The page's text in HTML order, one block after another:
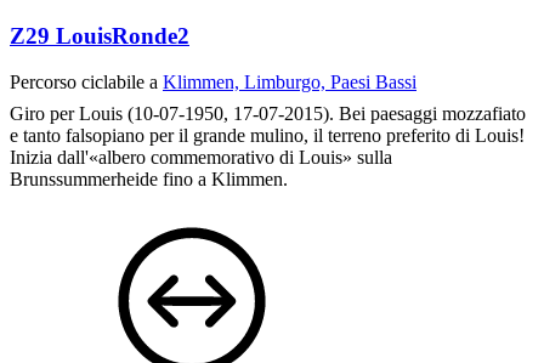
Z29 LouisRonde2
Percorso ciclabile a Klimmen, Limburgo, Paesi Bassi
Giro per Louis (10-07-1950, 17-07-2015). Bei paesaggi mozzafiato
e tanto falsopiano per il grande mulino, il terreno preferito di Louis!
Inizia dall'«albero commemorativo di Louis» sulla
Brunssummerheide fino a Klimmen.